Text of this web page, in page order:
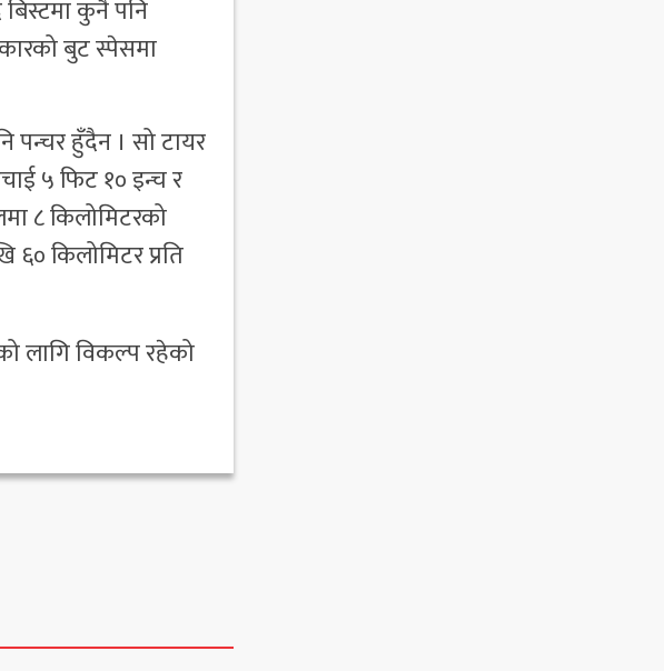
कुनै पनि
बुट स्पेसमा
पन्चर हुँदैन । सो टायर
५ फिट १० इन्च र
८ किलोमिटरको
किलोमिटर प्रति
लागि विकल्प रहेको